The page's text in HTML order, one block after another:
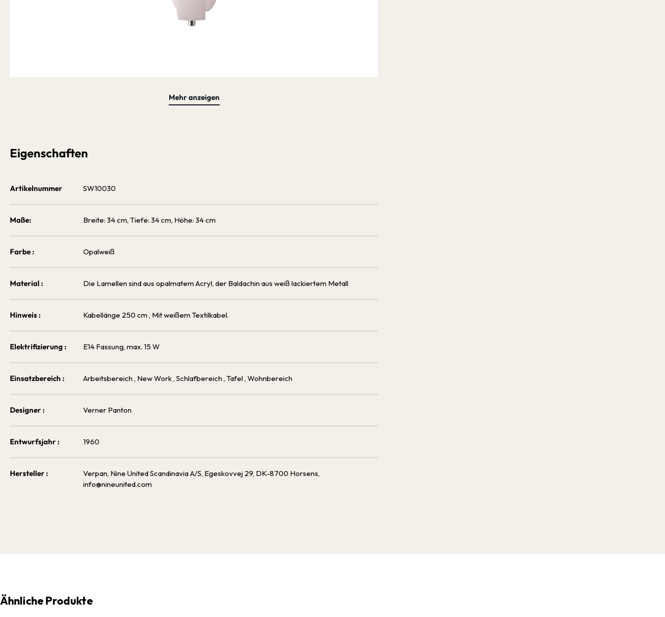
Mehr anzeigen
Eigenschaften
Artikelnummer SW10030
Maße: Breite: 34 cm, Tiefe: 34 cm, Höhe: 34 cm
Farbe : Opalweiß
Material : Die Lamellen sind aus opalmatem Acryl, der Baldachin aus weiß lackiertem Metall
Hinweis : Kabellänge 250 cm , Mit weißem Textilkabel.
Elektrifizierung : E14 Fassung, max. 15 W
Einsatzbereich : Arbeitsbereich , New Work, Schlafbereich , Tafel, Wohnbereich
Designer : Verner Panton
Entwurfsjahr : 1960
Hersteller :
Verpan, Nine United Scandinavia A/S, Egeskovvej 29, DK-8700 Horsens,
info@nineunited.com
Ähnliche Produkte